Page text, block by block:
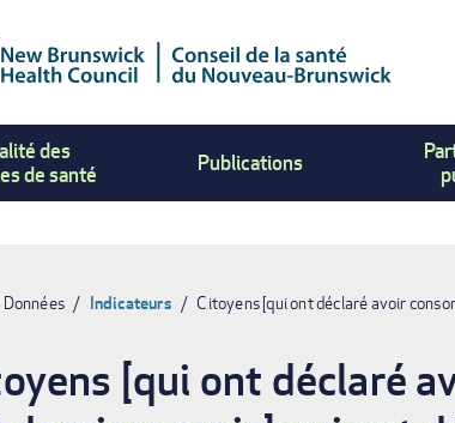
des
de santé
Publications
Données Indicateurs Citoyens [qui ont déclaré avoir
[qui ont déclaré